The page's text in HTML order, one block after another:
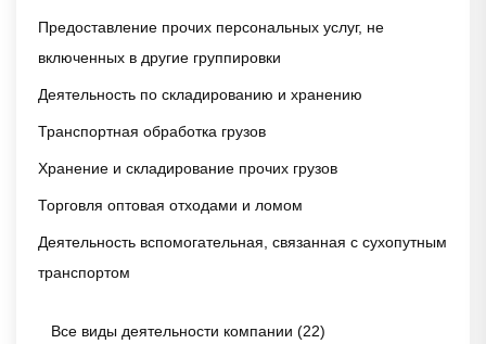
Предоставление прочих персональных услуг, не
включенных в другие группировки
Деятельность по складированию и хранению
Транспортная обработка грузов
Хранение и складирование прочих грузов
Торговля оптовая отходами и ломом
Деятельность вспомогательная, связанная с сухопутным
транспортом
Все виды деятельности компании (22)